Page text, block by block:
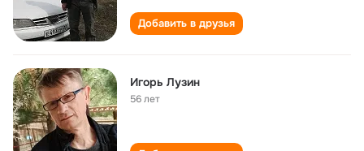
Добавить в друзья
Игорь Лузин
56 лет